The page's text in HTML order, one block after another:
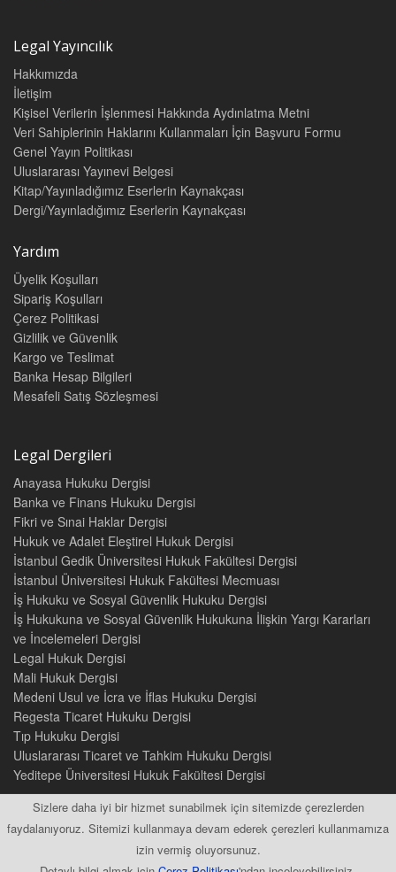
Sizlere daha iyi bir hizmet sunabilmek için sitemizde çerezlerden
faydalanıyoruz. Sitemizi kullanmaya devam ederek çerezleri kullanmamıza
izin vermiş oluyorsunuz.
Legal Yayıncılık
Hakkımızda
İletişim
Kişisel Verilerin İşlenmesi Hakkında Aydınlatma Metni
Veri Sahiplerinin Haklarını Kullanmaları İçin Başvuru Formu
Genel Yayın Politikası
Uluslararası Yayınevi Belgesi
Kitap/Yayınladığımız Eserlerin Kaynakçası
Dergi/Yayınladığımız Eserlerin Kaynakçası
Yardım
Üyelik Koşulları
Sipariş Koşulları
Çerez Politikasi
Gizlilik ve Güvenlik
Kargo ve Teslimat
Banka Hesap Bilgileri
Mesafeli Satış Sözleşmesi
Legal Dergileri
Anayasa Hukuku Dergisi
Banka ve Finans Hukuku Dergisi
Fikri ve Sınai Haklar Dergisi
Hukuk ve Adalet Eleştirel Hukuk Dergisi
İstanbul Gedik Üniversitesi Hukuk Fakültesi Dergisi
İstanbul Üniversitesi Hukuk Fakültesi Mecmuası
İş Hukuku ve Sosyal Güvenlik Hukuku Dergisi
İş Hukukuna ve Sosyal Güvenlik Hukukuna İlişkin Yargı Kararları
ve İncelemeleri Dergisi
Legal Hukuk Dergisi
Mali Hukuk Dergisi
Medeni Usul ve İcra ve İflas Hukuku Dergisi
Regesta Ticaret Hukuku Dergisi
Tıp Hukuku Dergisi
Uluslararası Ticaret ve Tahkim Hukuku Dergisi
Yeditepe Üniversitesi Hukuk Fakültesi Dergisi
2015 © Tüm Hakları Saklıdır